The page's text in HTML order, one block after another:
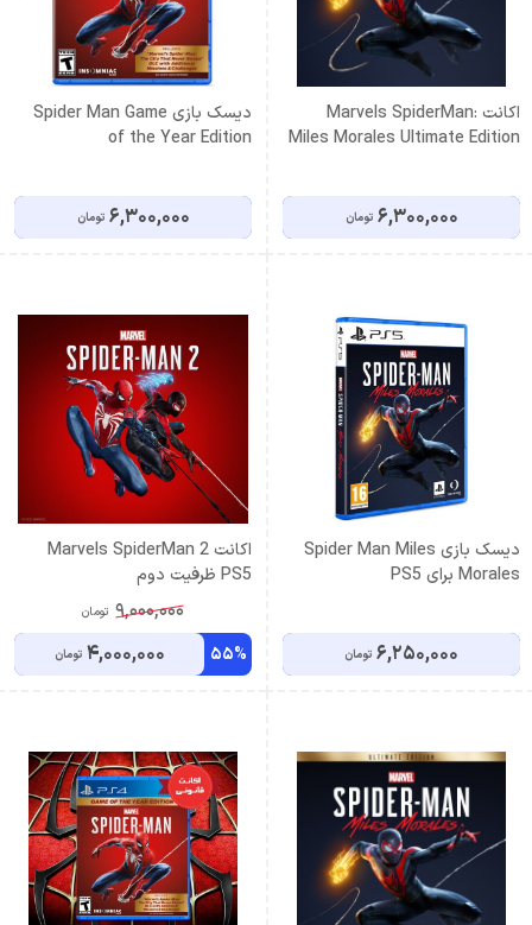
اكانت Marvels SpiderMan:
Miles Morales Ultimate Edition
6,300,000 تومان
دیسک بازی Spider Man Game
of the Year Edition
6,300,000 تومان
دیسک بازی Spider Man Miles
Morales برای PS5
6,250,000 تومان
اكانت Marvels SpiderMan 2
PS5 ظرفيت دوم
9,000,000 تومان
55%
4,000,000 تومان